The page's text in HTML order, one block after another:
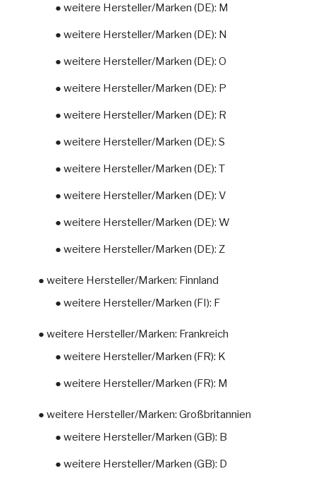
● weitere Hersteller/Marken (DE): M
● weitere Hersteller/Marken (DE): N
● weitere Hersteller/Marken (DE): O
● weitere Hersteller/Marken (DE): P
● weitere Hersteller/Marken (DE): R
● weitere Hersteller/Marken (DE): S
● weitere Hersteller/Marken (DE): T
● weitere Hersteller/Marken (DE): V
● weitere Hersteller/Marken (DE): W
● weitere Hersteller/Marken (DE): Z
● weitere Hersteller/Marken: Finnland
● weitere Hersteller/Marken (FI): F
● weitere Hersteller/Marken: Frankreich
● weitere Hersteller/Marken (FR): K
● weitere Hersteller/Marken (FR): M
● weitere Hersteller/Marken: Großbritannien
● weitere Hersteller/Marken (GB): B
● weitere Hersteller/Marken (GB): D